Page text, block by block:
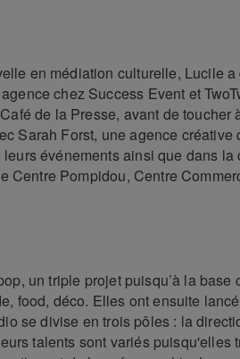
en médiation culturelle, Lucile a
chez Success Event et
de la Presse, avant de toucher
Sarah Forst, une agence créative
événements ainsi que dans la
Centre Pompidou, Centre
un triple projet puisqu’à la base
food, déco. Elles ont ensuite
se divise en trois pôles : la
talents sont variés puisqu'elles